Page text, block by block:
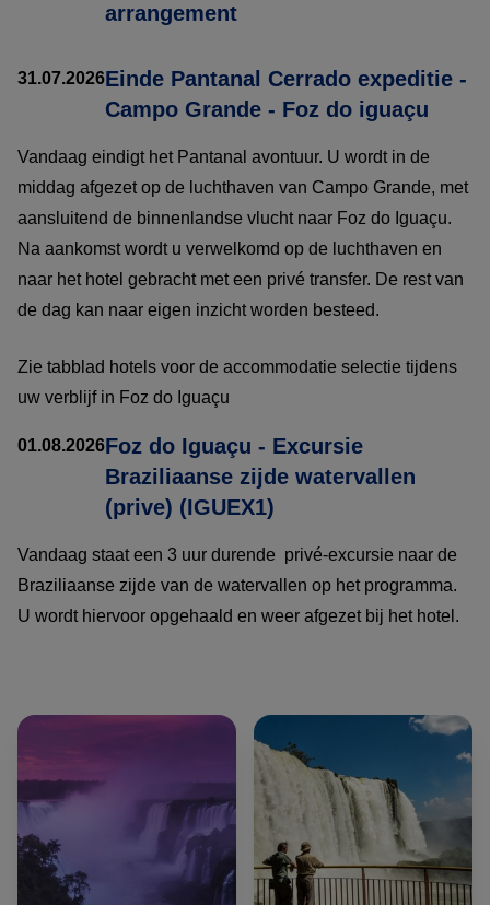
arrangement
31.07.2026Einde Pantanal Cerrado expeditie -
Campo Grande - Foz do iguaçu
Vandaag eindigt het Pantanal avontuur. U wordt in de
middag afgezet op de luchthaven van Campo Grande, met
aansluitend de binnenlandse vlucht naar Foz do Iguaçu.
Na aankomst wordt u verwelkomd op de luchthaven en
naar het hotel gebracht met een privé transfer. De rest van
de dag kan naar eigen inzicht worden besteed.
Zie tabblad hotels voor de accommodatie selectie tijdens
uw verblijf in Foz do Iguaçu
01.08.2026Foz do Iguaçu - Excursie
Braziliaanse zijde watervallen
(prive) (IGUEX1)
Vandaag staat een 3 uur durende privé-excursie naar de
Braziliaanse zijde van de watervallen op het programma.
U wordt hiervoor opgehaald en weer afgezet bij het hotel.